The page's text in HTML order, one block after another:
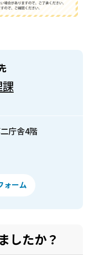
庁舎4階
ォーム
したか？